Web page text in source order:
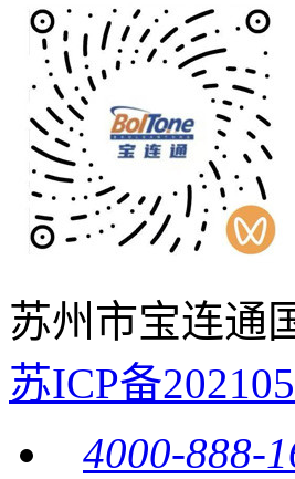
苏州市宝连通
苏ICP备
4000-888-